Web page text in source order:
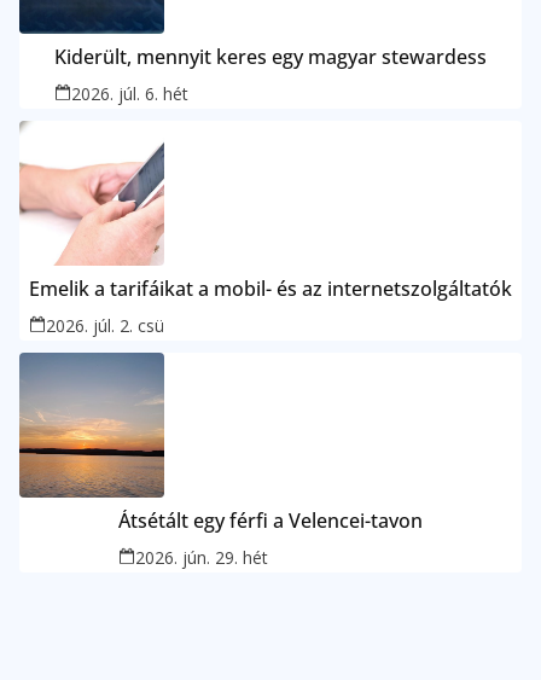
Kiderült, mennyit keres egy magyar stewardess
2026. júl. 6. hét
Emelik a tarifáikat a mobil- és az internetszolgáltatók
2026. júl. 2. csü
Átsétált egy férfi a Velencei-tavon
2026. jún. 29. hét